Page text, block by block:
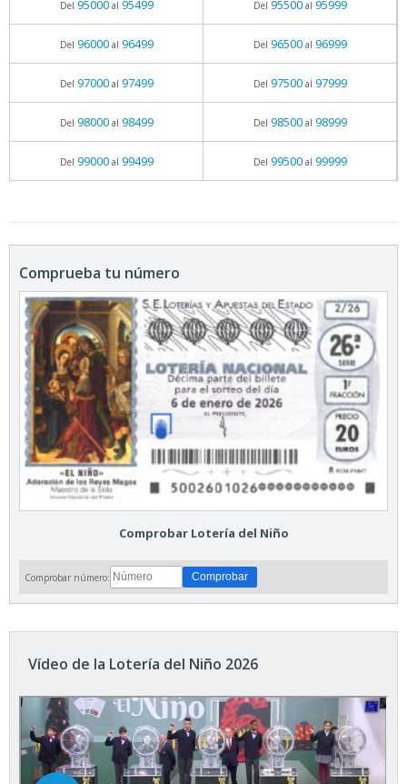
Del 95000al 95499 Del 95500al 95999
Del 96000al 96499 Del 96500al 96999
Del 97000al 97499 Del 97500al 97999
Del 98000al 98499 Del 98500al 98999
Del 99000al 99499 Del 99500al 99999
Comprueba tu número
Comprobar Lotería del Niño
Comprobar número:
Vídeo de la Lotería del Niño 2026